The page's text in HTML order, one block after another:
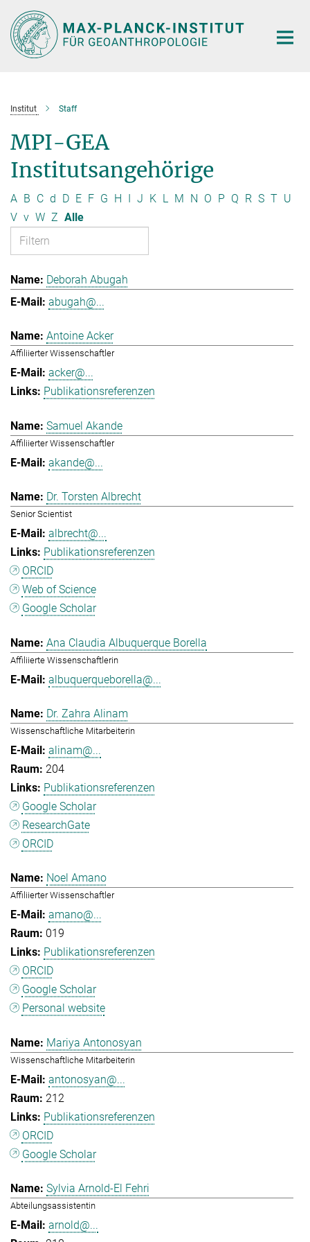
Hauptinhalt
Institut Staff
MPI-GEA
Institutsangehörige
A B C d D E F G H I J K L M N O P Q R S T U
V v W Z Alle
Deborah Abugah
abugah@...
Antoine Acker
Affiliierter Wissenschaftler
acker@...
Publikationsreferenzen
Samuel Akande
Affiliierter Wissenschaftler
akande@...
Dr. Torsten Albrecht
Senior Scientist
albrecht@...
Publikationsreferenzen
ORCID
Web of Science
Google Scholar
Ana Claudia Albuquerque Borella
Affiliierte Wissenschaftlerin
albuquerqueborella@...
Dr. Zahra Alinam
Wissenschaftliche Mitarbeiterin
alinam@...
204
Publikationsreferenzen
Google Scholar
ResearchGate
ORCID
Noel Amano
Affiliierter Wissenschaftler
amano@...
019
Publikationsreferenzen
ORCID
Google Scholar
Personal website
Mariya Antonosyan
Wissenschaftliche Mitarbeiterin
antonosyan@...
212
Publikationsreferenzen
ORCID
Google Scholar
Sylvia Arnold-El Fehri
Abteilungsassistentin
arnold@...